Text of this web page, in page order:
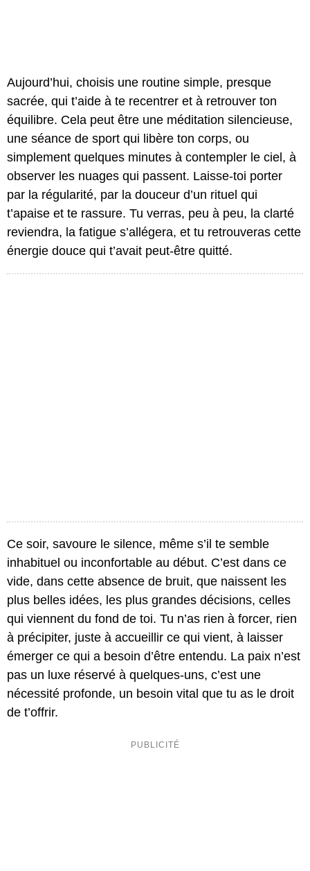
Aujourd’hui, choisis une routine simple, presque
sacrée, qui t’aide à te recentrer et à retrouver ton
équilibre. Cela peut être une méditation silencieuse,
une séance de sport qui libère ton corps, ou
simplement quelques minutes à contempler le ciel, à
observer les nuages qui passent. Laisse-toi porter
par la régularité, par la douceur d’un rituel qui
t’apaise et te rassure. Tu verras, peu à peu, la clarté
reviendra, la fatigue s’allégera, et tu retrouveras cette
énergie douce qui t’avait peut-être quitté.
Ce soir, savoure le silence, même s’il te semble
inhabituel ou inconfortable au début. C’est dans ce
vide, dans cette absence de bruit, que naissent les
plus belles idées, les plus grandes décisions, celles
qui viennent du fond de toi. Tu n’as rien à forcer, rien
à précipiter, juste à accueillir ce qui vient, à laisser
émerger ce qui a besoin d’être entendu. La paix n’est
pas un luxe réservé à quelques-uns, c’est une
nécessité profonde, un besoin vital que tu as le droit
de t’offrir.